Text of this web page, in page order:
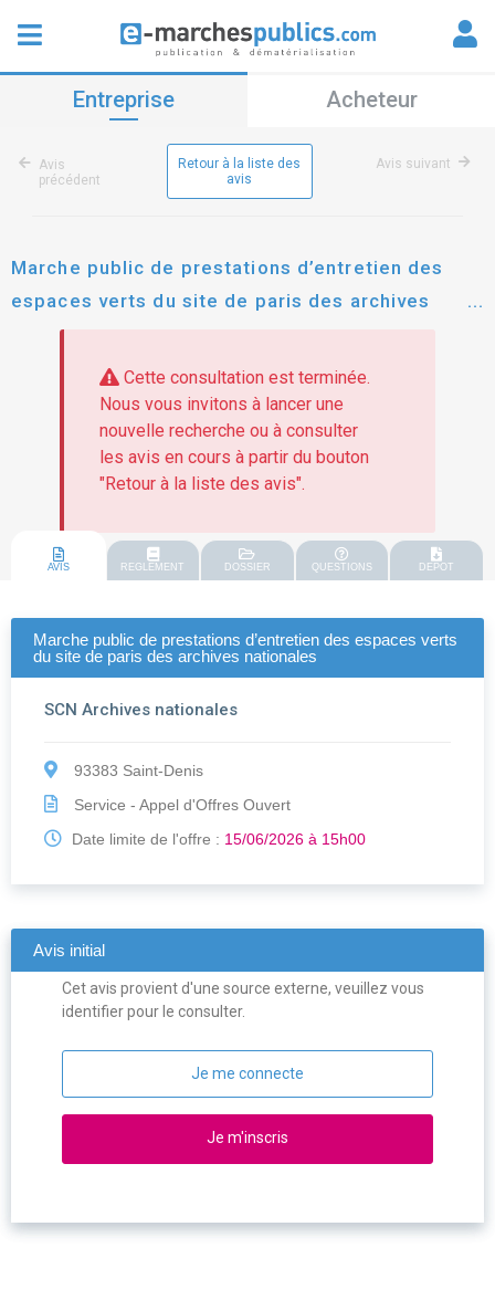
Entreprise Acheteur
Avis
précédent
Retour à la liste des
avis
Avis suivant
Marche public de prestations d’entretien des
espaces verts du site de paris des archives
nationales
Cette consultation est terminée.
Nous vous invitons à lancer une
nouvelle recherche ou à consulter
les avis en cours à partir du bouton
"Retour à la liste des avis".
AVIS REGLEMENT DOSSIER QUESTIONS DEPOT
Marche public de prestations d’entretien des espaces verts
du site de paris des archives nationales
SCN Archives nationales
93383 Saint-Denis
Service - Appel d'Offres Ouvert
Date limite de l'offre : 15/06/2026 à 15h00
Avis initial
Cet avis provient d'une source externe, veuillez vous
identifier pour le consulter.
Je me connecte
Je m'inscris